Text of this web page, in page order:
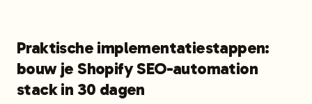
Praktische implementatiestappen:
bouw je Shopify SEO-automation
stack in 30 dagen